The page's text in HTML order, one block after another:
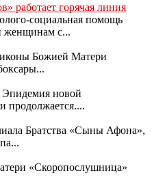
работает горячая линия
социальная помощь
женщинам с...
Божией Матери
Эпидемия новой
продолжается....
Братства «Сыны Афона»,
«Скоропослушница»